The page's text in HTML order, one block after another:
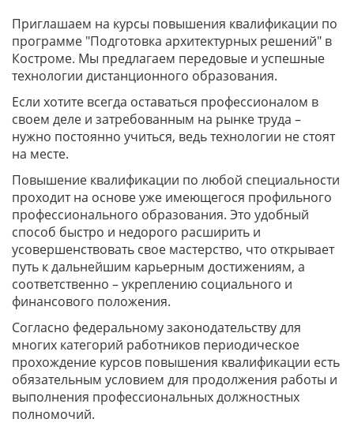
Приглашаем на курсы повышения квалификации по
программе "Подготовка архитектурных решений" в
Костроме. Мы предлагаем передовые и успешные
технологии дистанционного образования.
Если хотите всегда оставаться профессионалом в
своем деле и затребованным на рынке труда –
нужно постоянно учиться, ведь технологии не стоят
на месте.
Повышение квалификации по любой специальности
проходит на основе уже имеющегося профильного
профессионального образования. Это удобный
способ быстро и недорого расширить и
усовершенствовать свое мастерство, что открывает
путь к дальнейшим карьерным достижениям, а
соответственно – укреплению социального и
финансового положения.
Согласно федеральному законодательству для
многих категорий работников периодическое
прохождение курсов повышения квалификации есть
обязательным условием для продолжения работы и
выполнения профессиональных должностных
полномочий.